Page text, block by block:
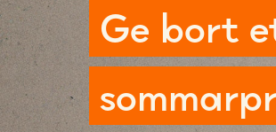
Ge bort